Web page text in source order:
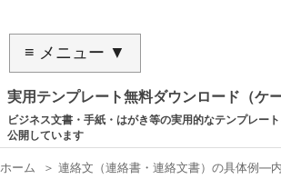
≡ メニュー ▼
実用テンプレート無料ダウンロード（ケ
ビジネス文書・手紙・はがき等の実用的なテンプレー
公開しています
ホーム ＞ 連絡文（連絡書・連絡文書）の具体例―